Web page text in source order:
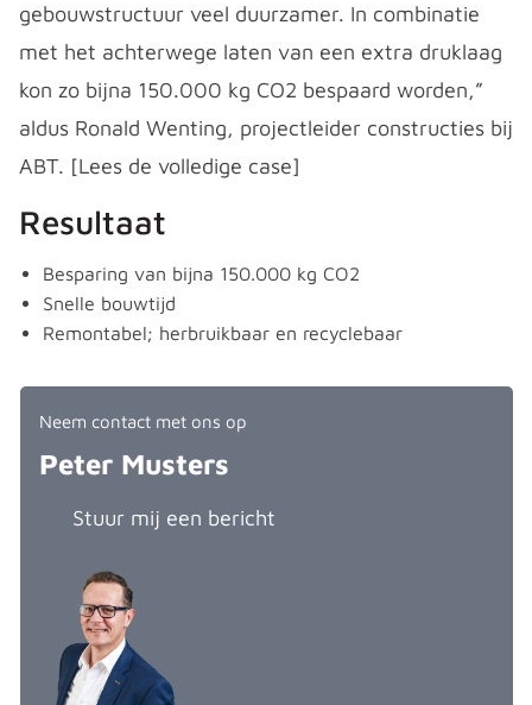
gebouwstructuur veel duurzamer. In combinatie
met het achterwege laten van een extra druklaag
kon zo bijna 150.000 kg CO2 bespaard worden,”
aldus Ronald Wenting, projectleider constructies bij
ABT. [Lees de volledige case]
Resultaat
Besparing van bijna 150.000 kg CO2
Snelle bouwtijd
Remontabel; herbruikbaar en recyclebaar
Neem contact met ons op
Peter Musters
Stuur mij een bericht